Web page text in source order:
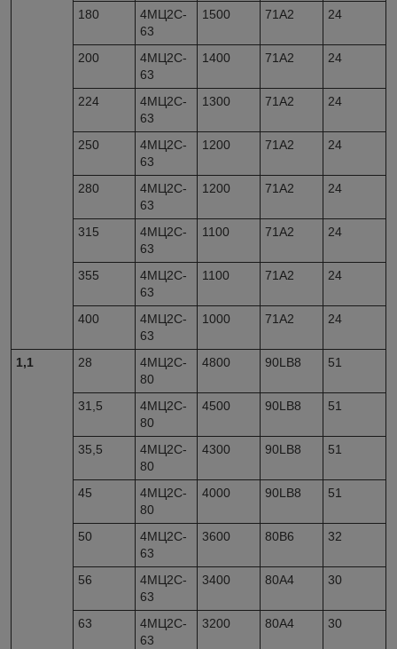
180
4МЦ2С-
63
1500 71А2 24
200
4МЦ2С-
63
1400 71А2 24
224
4МЦ2С-
63
1300 71А2 24
250
4МЦ2С-
63
1200 71А2 24
280
4МЦ2С-
63
1200 71А2 24
315
4МЦ2С-
63
1100 71А2 24
355
4МЦ2С-
63
1100 71А2 24
400
4МЦ2С-
63
1000 71А2 24
1,1 28
4МЦ2С-
80
4800 90LВ8 51
31,5
4МЦ2С-
80
4500 90LB8 51
35,5
4МЦ2С-
80
4300 90LB8 51
45
4МЦ2С-
80
4000 90LB8 51
50
4МЦ2С-
63
3600 80В6 32
56
4МЦ2С-
63
3400 80А4 30
63
4МЦ2С-
63
3200 80А4 30